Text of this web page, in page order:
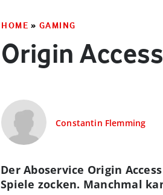
HOME » GAMING
Origin
Constantin Flemming
Der Aboservice Origin
Spiele zocken. Manchmal